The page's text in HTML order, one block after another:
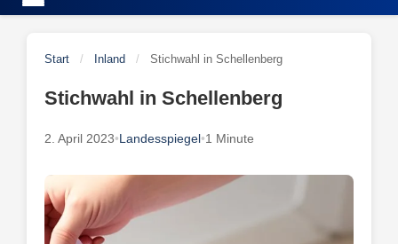
Start / Inland / Stichwahl in Schellenberg
Stichwahl in Schellenberg
2. April 2023•Landesspiegel•1 Minute